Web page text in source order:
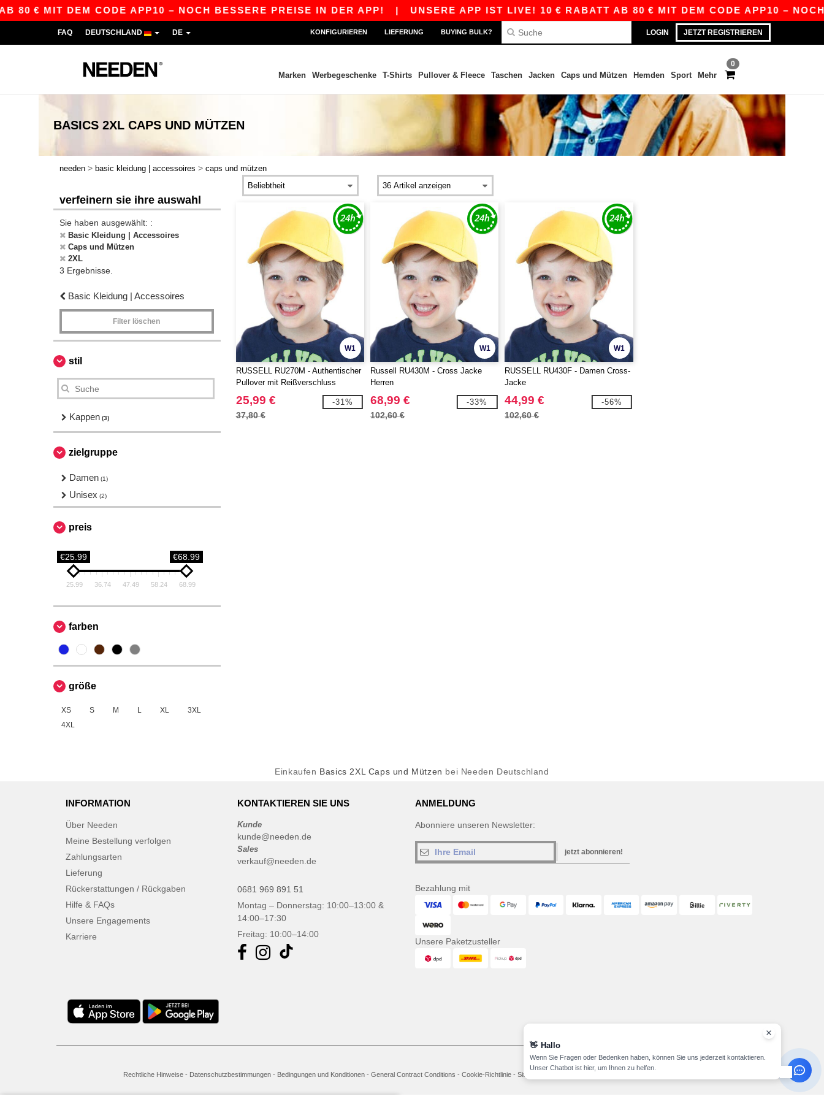
€ MIT DEM CODE APP10 – NOCH BESSERE PREISE IN DER APP!| UNSERE APP IST LIVE! 10 € RABATT AB 80 € MIT DEM CODE APP10 – NOCH
LOGIN JETZT REGISTRIEREN
FAQ DEUTSCHLAND DE KONFIGURIEREN LIEFERUNG BUYING BULK?
0
Marken Werbegeschenke T-Shirts Pullover & Fleece Taschen Jacken Caps und Mützen Hemden Sport Mehr
BASICS 2XL CAPS UND MÜTZEN
needen > basic kleidung | accessoires > caps und mützen
verfeinern sie ihre auswahl
Sie haben ausgewählt: :
Basic Kleidung | Accessoires
Caps und Mützen
2XL
3 Ergebnisse.
Basic Kleidung | Accessoires
Filter löschen
stil
Kappen (3)
zielgruppe
Damen (1)
Unisex (2)
preis
€25.99 €68.99
25.99 36.74 47.49 58.24 68.99
farben
größe
XS S M L XL
3XL
4XL
W1
RUSSELL RU270M - Authentischer
Pullover mit Reißverschluss
25,99 €
37,80 €
-31%
W1
Russell RU430M - Cross Jacke
Herren
68,99 €
102,60 €
-33%
W1
RUSSELL RU430F - Damen Cross-
Jacke
44,99 €
102,60 €
-56%
Einkaufen Basics 2XL Caps und Mützen bei Needen Deutschland
INFORMATION
Über Needen
Meine Bestellung verfolgen
Zahlungsarten
Lieferung
Rückerstattungen / Rückgaben
Hilfe & FAQs
Unsere Engagements
Karriere
KONTAKTIEREN SIE UNS
Kunde
kunde@needen.de
Sales
verkauf@needen.de
0681 969 891 51
Montag – Donnerstag: 10:00–13:00 &
14:00–17:30
Freitag: 10:00–14:00
ANMELDUNG
Abonniere unseren Newsletter:
jetzt abonnieren!
Bezahlung mit
Unsere Paketzusteller
Rechtliche Hinweise - Datenschutzbestimmungen - Bedingungen und Konditionen - General Contract Conditions - Cookie-Richtlinie - Site Map
👋 Hallo
Wenn Sie Fragen oder Bedenken haben, können Sie uns jederzeit kontaktieren.
Unser Chatbot ist hier, um Ihnen zu helfen.